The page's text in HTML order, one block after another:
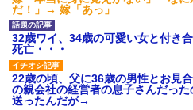
だ！」→ 嫁「あっ」
32歳ワイ、34歳の可愛い女と付き
死亡・・・
22歳の頃、父に36歳の男性とお見
の親会社の経営者の息子さんだっ
送ったんだが→